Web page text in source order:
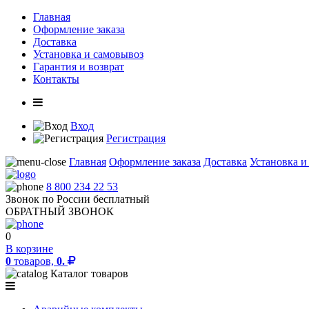
Главная
Оформление заказа
Доставка
Установка и самовывоз
Гарантия и возврат
Контакты
Вход
Регистрация
Главная Оформление заказа Доставка Установка
8 800 234 22 53
Звонок по России бесплатный
ОБРАТНЫЙ ЗВОНОК
0
В корзине
0 товаров, 0.
Каталог товаров